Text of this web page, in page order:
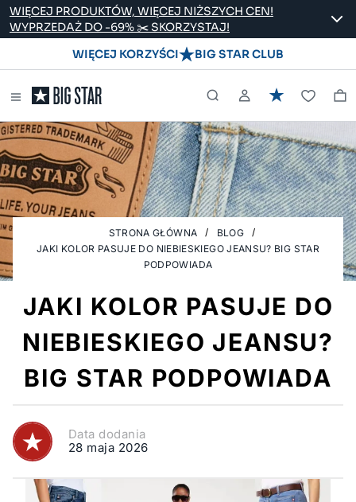
WIĘCEJ PRODUKTÓW, WIĘCEJ NIŻSZYCH CEN!
WYPRZEDAŻ DO -69% ✂️ SKORZYSTAJ!
WIĘCEJ KORZYŚCI
BIG STAR CLUB
STRONA GŁÓWNA
BLOG
JAKI KOLOR PASUJE DO NIEBIESKIEGO JEANSU? BIG STAR
PODPOWIADA
JAKI KOLOR PASUJE DO
NIEBIESKIEGO JEANSU?
BIG STAR PODPOWIADA
Data dodania
28 maja 2026